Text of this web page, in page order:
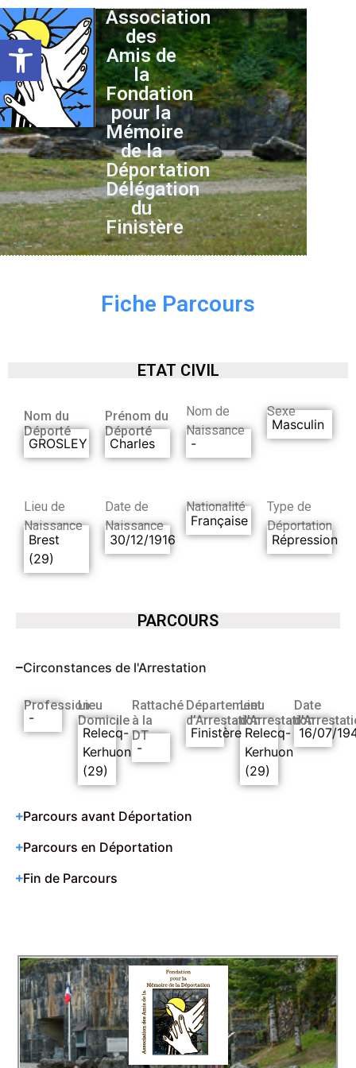
Ouvrir la barre d’outils
Association
des
Amis de
la
Fondation
pour la
Mémoire
de la
Déportation
Délégation
du
Finistère
Fiche Parcours
ETAT CIVIL
Nom du
Déporté
GROSLEY
Prénom du
Déporté
Charles
Nom de
Naissance
-
Sexe
Masculin
Lieu de
Naissance
Brest
(29)
Date de
Naissance
30/12/1916
Nationalité
Française
Type de
Déportation
Répression
PARCOURS
Circonstances de l'Arrestation
Profession
-
Lieu
Domicile
Relecq-
Kerhuon
(29)
Rattaché
à la
DT
-
Département
d’Arrestation
Finistère
Lieu
d’Arrestation
Relecq-
Kerhuon
(29)
Date
16/07/
Parcours avant Déportation
Parcours en Déportation
Fin de Parcours